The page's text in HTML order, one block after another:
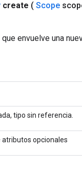
create ( Scope
envuelve una
tipo sin referencia.
atributos opcionales